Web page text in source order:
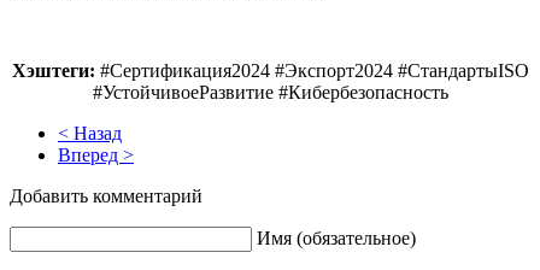
Хэштеги: #Сертификация2024 #Экспорт2024 #СтандартыISO
#УстойчивоеРазвитие #Кибербезопасность
< Назад
Вперед >
Добавить комментарий
Имя (обязательное)